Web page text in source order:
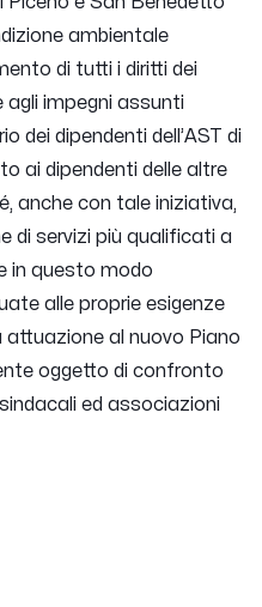
ambientale
di tutti i diritti dei
agli impegni assunti
dei dipendenti dell’AST di
ai dipendenti delle altre
anche con tale iniziativa,
di servizi più qualificati a
in questo modo
alle proprie esigenze
al nuovo Piano
oggetto di confronto
ed associazioni